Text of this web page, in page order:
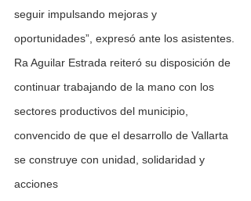
seguir impulsando mejoras y
oportunidades”, expresó ante los asistentes.
Ra Aguilar Estrada reiteró su disposición de
continuar trabajando de la mano con los
sectores productivos del municipio,
convencido de que el desarrollo de Vallarta
se construye con unidad, solidaridad y
acciones